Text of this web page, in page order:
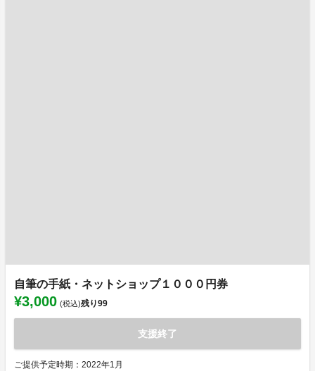
自筆の手紙・ネットショップ１０００円券
¥3,000 (税込)残り99
支援終了
ご提供予定時期：2022年1月